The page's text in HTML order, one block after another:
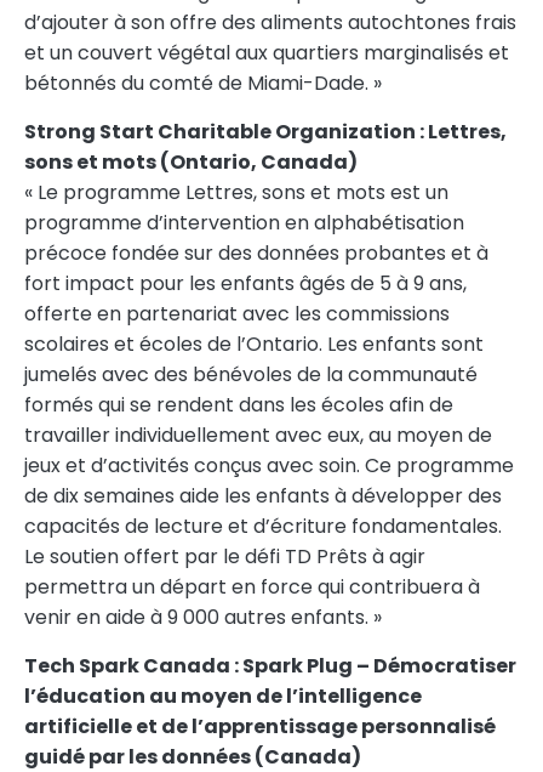
d’ajouter à son offre des aliments autochtones frais
et un couvert végétal aux quartiers marginalisés et
bétonnés du comté de Miami-Dade. »
Strong Start Charitable Organization : Lettres,
sons et mots (Ontario, Canada)
« Le programme Lettres, sons et mots est un
programme d’intervention en alphabétisation
précoce fondée sur des données probantes et à
fort impact pour les enfants âgés de 5 à 9 ans,
offerte en partenariat avec les commissions
scolaires et écoles de l’Ontario. Les enfants sont
jumelés avec des bénévoles de la communauté
formés qui se rendent dans les écoles afin de
travailler individuellement avec eux, au moyen de
jeux et d’activités conçus avec soin. Ce programme
de dix semaines aide les enfants à développer des
capacités de lecture et d’écriture fondamentales.
Le soutien offert par le défi TD Prêts à agir
permettra un départ en force qui contribuera à
venir en aide à 9 000 autres enfants. »
Tech Spark Canada : Spark Plug – Démocratiser
l’éducation au moyen de l’intelligence
artificielle et de l’apprentissage personnalisé
guidé par les données (Canada)